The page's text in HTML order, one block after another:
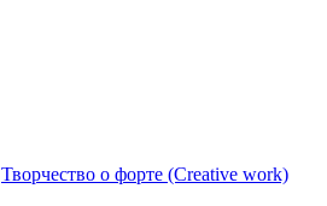
Творчество о форте (Creative work)